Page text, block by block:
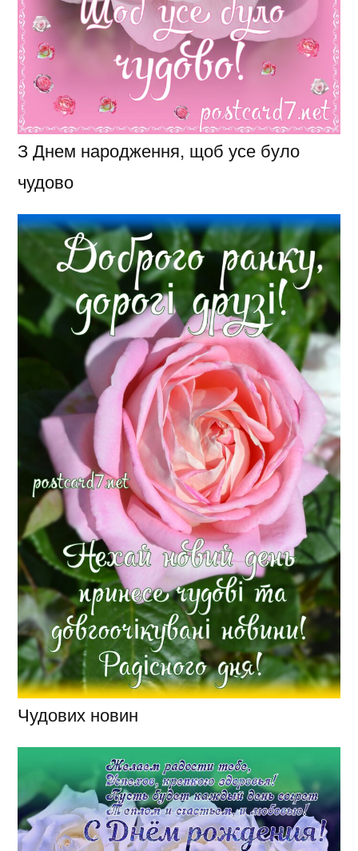
З Днем народження, щоб усе було
чудово
Чудових новин